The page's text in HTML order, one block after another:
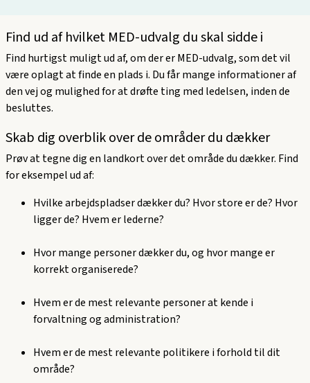
Find ud af hvilket MED-udvalg du skal sidde i
Find hurtigst muligt ud af, om der er MED-udvalg, som det vil
være oplagt at finde en plads i. Du får mange informationer af
den vej og mulighed for at drøfte ting med ledelsen, inden de
besluttes.
Skab dig overblik over de områder du dækker
Prøv at tegne dig en landkort over det område du dækker. Find
for eksempel ud af:
Hvilke arbejdspladser dækker du? Hvor store er de? Hvor
ligger de? Hvem er lederne?
Hvor mange personer dækker du, og hvor mange er
korrekt organiserede?
Hvem er de mest relevante personer at kende i
forvaltning og administration?
Hvem er de mest relevante politikere i forhold til dit
område?